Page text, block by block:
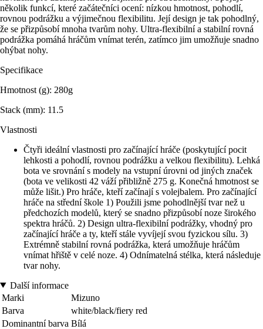
několik funkcí, které začátečníci ocení: nízkou hmotnost, pohodlí,
rovnou podrážku a výjimečnou flexibilitu. Její design je tak pohodlný,
že se přizpůsobí mnoha tvarům nohy. Ultra-flexibilní a stabilní rovná
podrážka pomáhá hráčům vnímat terén, zatímco jim umožňuje snadno
ohýbat nohy.
Specifikace
Hmotnost (g): 280g
Stack (mm): 11.5
Vlastnosti
Čtyři ideální vlastnosti pro začínající hráče (poskytující pocit
lehkosti a pohodlí, rovnou podrážku a velkou flexibilitu). Lehká
bota ve srovnání s modely na vstupní úrovni od jiných značek
(bota ve velikosti 42 váží přibližně 275 g. Konečná hmotnost se
může lišit.) Pro hráče, kteří začínají s volejbalem. Pro začínající
hráče na střední škole 1) Použili jsme pohodlnější tvar než u
předchozích modelů, který se snadno přizpůsobí noze širokého
spektra hráčů. 2) Design ultra-flexibilní podrážky, vhodný pro
začínající hráče a ty, kteří stále vyvíjejí svou fyzickou sílu. 3)
Extrémně stabilní rovná podrážka, která umožňuje hráčům
vnímat hřiště v celé noze. 4) Odnímatelná stélka, která následuje
tvar nohy.
Další informace
Marki
Mizuno
Barva
white/black/fiery red
Dominantní barva Bílá